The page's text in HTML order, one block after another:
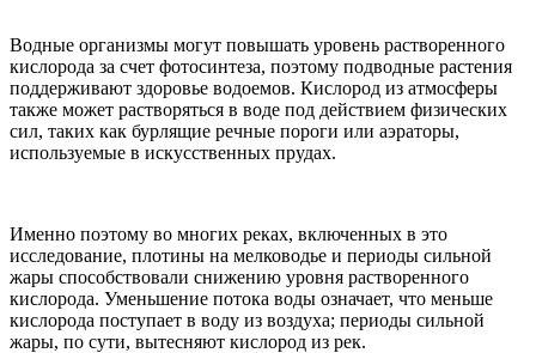
Водные организмы могут повышать уровень растворенного
кислорода за счет фотосинтеза, поэтому подводные растения
поддерживают здоровье водоемов. Кислород из атмосферы
также может растворяться в воде под действием физических
сил, таких как бурлящие речные пороги или аэраторы,
используемые в искусственных прудах.
Именно поэтому во многих реках, включенных в это
исследование, плотины на мелководье и периоды сильной
жары способствовали снижению уровня растворенного
кислорода. Уменьшение потока воды означает, что меньше
кислорода поступает в воду из воздуха; периоды сильной
жары, по сути, вытесняют кислород из рек.